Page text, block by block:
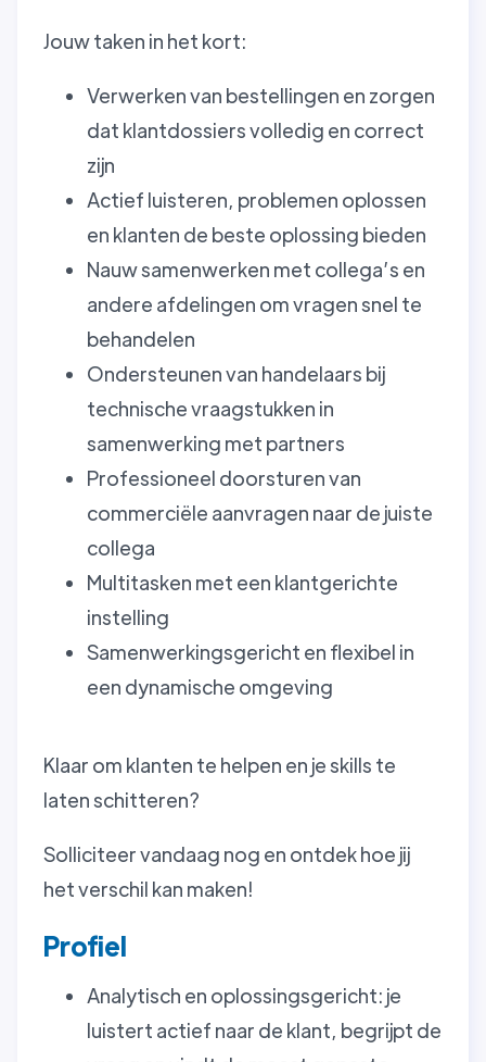
Jouw taken in het kort:
Verwerken van bestellingen en zorgen
dat klantdossiers volledig en correct
zijn
Actief luisteren, problemen oplossen
en klanten de beste oplossing bieden
Nauw samenwerken met collega’s en
andere afdelingen om vragen snel te
behandelen
Ondersteunen van handelaars bij
technische vraagstukken in
samenwerking met partners
Professioneel doorsturen van
commerciële aanvragen naar de juiste
collega
Multitasken met een klantgerichte
instelling
Samenwerkingsgericht en flexibel in
een dynamische omgeving
Klaar om klanten te helpen en je skills te
laten schitteren?
Solliciteer vandaag nog en ontdek hoe jij
het verschil kan maken!
Profiel
Analytisch en oplossingsgericht: je
luistert actief naar de klant, begrijpt de